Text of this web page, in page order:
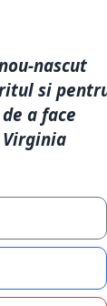
nascut
si
a face